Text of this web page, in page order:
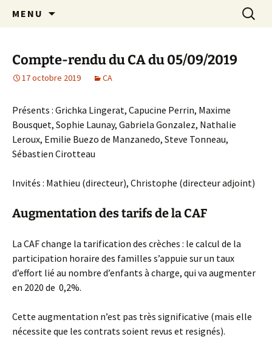
Crèche associative Rires et
Grimaces
MENU
Compte-rendu du CA du 05/09/2019
17 octobre 2019 CA
Présents : Grichka Lingerat, Capucine Perrin, Maxime
Bousquet, Sophie Launay, Gabriela Gonzalez, Nathalie
Leroux, Emilie Buezo de Manzanedo, Steve Tonneau,
Sébastien Cirotteau
Invités : Mathieu (directeur), Christophe (directeur adjoint)
Augmentation des tarifs de la CAF
La CAF change la tarification des crèches : le calcul de la
participation horaire des familles s’appuie sur un taux
d’effort lié au nombre d’enfants à charge, qui va augmenter
en 2020 de 0,2%.
Cette augmentation n’est pas très significative (mais elle
nécessite que les contrats soient revus et resignés).